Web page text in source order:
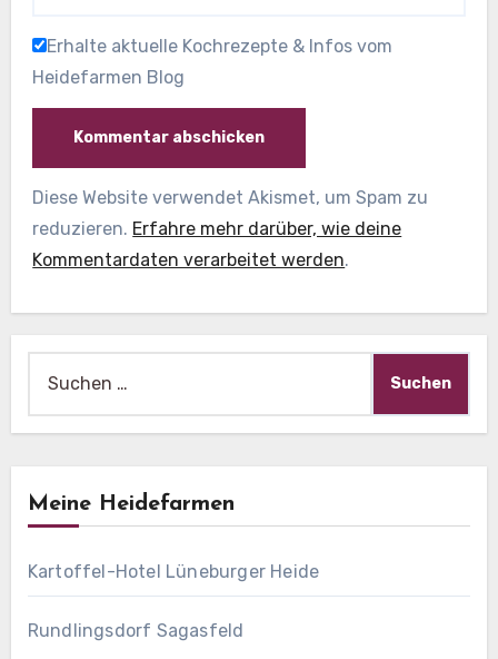
Erhalte aktuelle Kochrezepte & Infos vom
Heidefarmen Blog
Diese Website verwendet Akismet, um Spam zu
reduzieren. Erfahre mehr darüber, wie deine
Kommentardaten verarbeitet werden.
nach:
Meine Heidefarmen
Kartoffel-Hotel Lüneburger Heide
Rundlingsdorf Sagasfeld